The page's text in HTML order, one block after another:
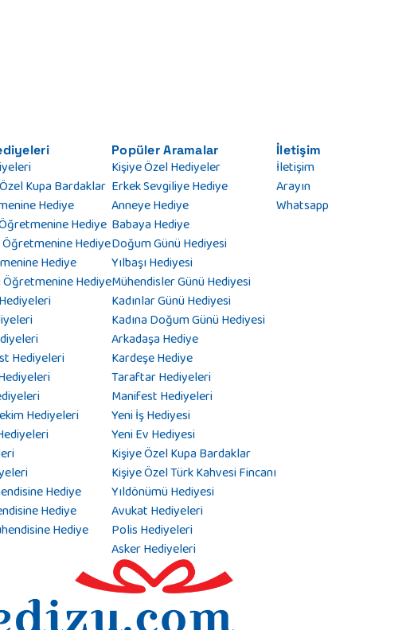
Kupa Bardaklar
Hediye
Hediye
Hediye
Hediye
Öğretmenine Hediye
Hediyeleri
Hediyeleri
Hediye
Hediye
Hediye
Popüler Aramalar
Kişiye Özel Hediyeler
Erkek Sevgiliye Hediye
Anneye Hediye
Babaya Hediye
Doğum Günü Hediyesi
Yılbaşı Hediyesi
Mühendisler Günü Hediyesi
Kadınlar Günü Hediyesi
Kadına Doğum Günü Hediyesi
Arkadaşa Hediye
Kardeşe Hediye
Taraftar Hediyeleri
Manifest Hediyeleri
Yeni İş Hediyesi
Yeni Ev Hediyesi
Kişiye Özel Kupa Bardaklar
Kişiye Özel Türk Kahvesi Fincanı
Yıldönümü Hediyesi
Avukat Hediyeleri
Polis Hediyeleri
Asker Hediyeleri
İletişim
İletişim
Arayın
Whatsapp